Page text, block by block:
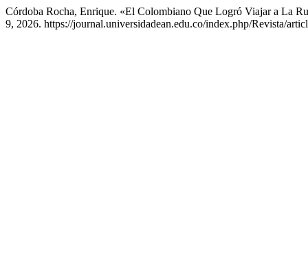
Córdoba Rocha, Enrique. «El Colombiano Que Logró Viajar a La
9, 2026. https://journal.universidadean.edu.co/index.php/Revista/